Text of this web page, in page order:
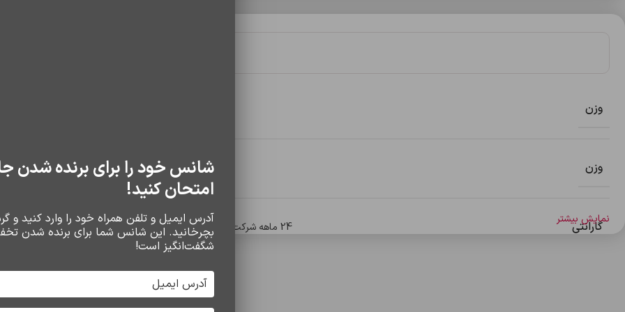
وزن
وزن 20 گرم رابط
گارانتی 24 ماهه شرکت آسان سرویس مشخصات کلی نمایش بیشتر
سایر محصولات
شانس خود را برای برنده شدن
امتحان کنید!
آدرس ایمیل و تلفن همراه خود را وارد کنید و
بچرخانید. این شانس شما برای برنده شدن
شگفت‌انگیز است!